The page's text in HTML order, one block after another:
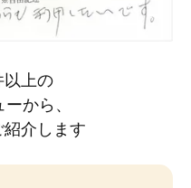
以上の
ーから、
紹介します